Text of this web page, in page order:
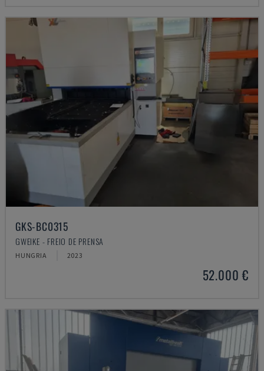
GKS-BC0315
GWEIKE - FREIO DE PRENSA
HUNGRIA 2023
52.000 €